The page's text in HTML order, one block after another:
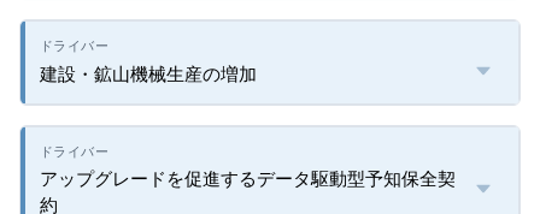
建設・鉱山機械生産の増加
アップグレードを促進するデータ駆動型予知保全契
約